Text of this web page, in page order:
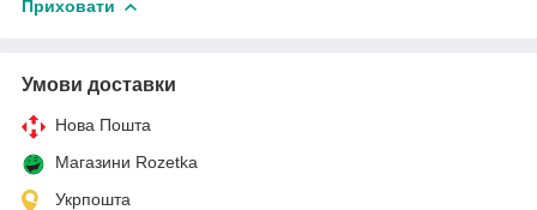
Приховати
Умови доставки
Нова Пошта
Магазини Rozetka
Укрпошта